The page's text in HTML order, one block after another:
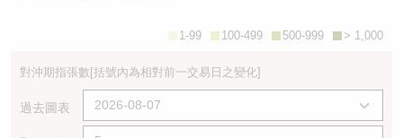
> 1,000
500-999
100-499
1-99
對沖期指張數[括號內為相對前一交易日之變化]
過去圖表